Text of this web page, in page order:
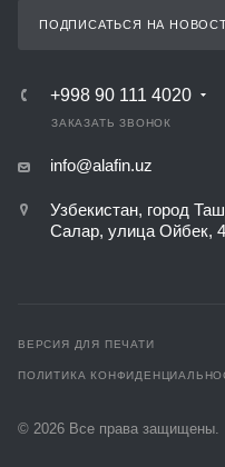
ПОДПИСАТЬСЯ НА
+998 90 111 4020
ЗАКАЗАТЬ ЗВОНОК
info@alafin.uz
Узбекистан, город
Салар, улица Ойбек,
ВЕРСИЯ ДЛЯ ПЕЧАТИ
ПОЛИТИКА
© 2026 Все права защищены.